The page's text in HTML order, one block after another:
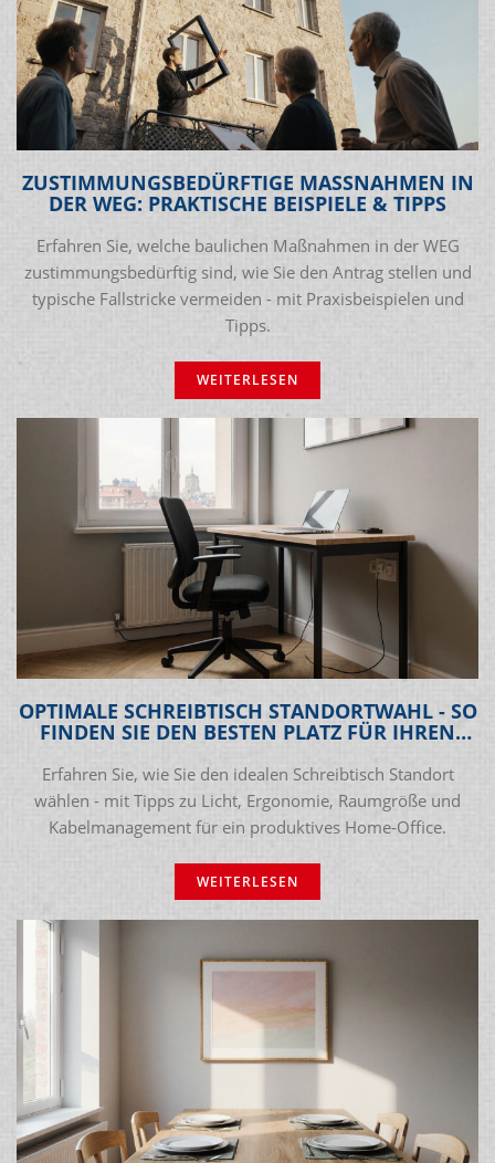
ZUSTIMMUNGSBEDÜRFTIGE MASSNAHMEN IN D
ER WEG: PRAKTISCHE BEISPIELE & TIPPS
Erfahren Sie, welche baulichen Maßnahmen in der WEG
zustimmungsbedürftig sind, wie Sie den Antrag stellen und
typische Fallstricke vermeiden - mit Praxisbeispielen und
Tipps.
WEITERLESEN
OPTIMALE SCHREIBTISCH STANDORTWAHL - SO
FINDEN SIE DEN BESTEN PLATZ FÜR IHREN
Erfahren Sie, wie Sie den idealen Schreibtisch Standort
wählen - mit Tipps zu Licht, Ergonomie, Raumgröße und
Kabelmanagement für ein produktives Home‑Office.
WEITERLESEN